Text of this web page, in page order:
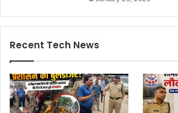
Recent Tech News